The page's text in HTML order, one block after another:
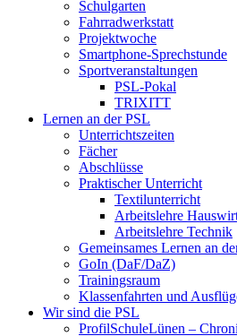
Schulgarten
Fahrradwerkstatt
Projektwoche
Smartphone-Sprechstunde
Sportveranstaltungen
PSL-Pokal
TRIXITT
Lernen an der PSL
Unterrichtszeiten
Fächer
Abschlüsse
Praktischer Unterricht
Textilunterricht
Arbeitslehre
Arbeitslehre Technik
Gemeinsames Lernen an
GoIn (DaF/DaZ)
Trainingsraum
Klassenfahrten und
Wir sind die PSL
ProfilSchuleLünen –